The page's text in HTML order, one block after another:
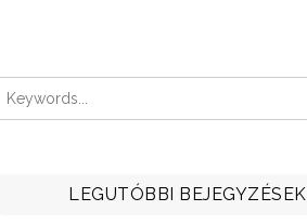
LEGUTÓBBI BEJEGYZÉSEK